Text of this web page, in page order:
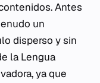
Antes
un
disperso y sin
la Lengua
ya que